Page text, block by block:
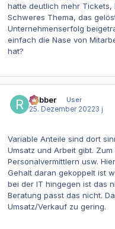
hatte deutlich mehr Tickets,
Schweres Thema, das
Unternehmenserfolg
einfach die Nase von
hat?
Rabber
User
25. Dezember 20223 j
Variable Anteile sind dort
Umsatz und Arbeit gibt.
Personalvermittlern usw.
Gehalt daran gekoppelt ist
bei der IT hingegen ist das
Beratung passt das nicht.
Umsatz/Verkauf zu gering.